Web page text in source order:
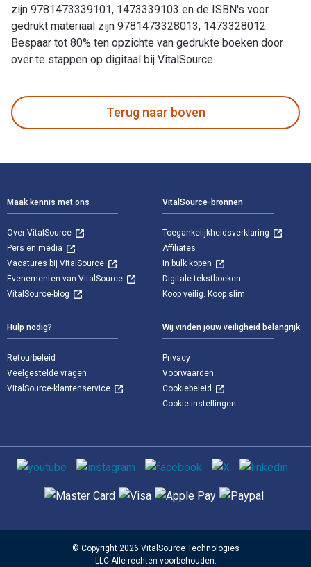
zijn 9781473339101, 1473339103 en de ISBN's voor
gedrukt materiaal zijn 9781473328013, 1473328012.
Bespaar tot 80% ten opzichte van gedrukte boeken door
over te stappen op digitaal bij VitalSource.
Terug naar boven
Maak kennis met ons
Over VitalSource
Pers en media
Vacatures bij VitalSource
Evenementen van VitalSource
VitalSource-blog
VitalSource-bronnen
Toegankelijkheidsverklaring
Affiliates
In bulk kopen
Digitale tekstboeken
Koop veilig. Koop slim
Hulp nodig?
Retourbeleid
Veelgestelde vragen
VitalSource-klantenservice
Wij vinden jouw veiligheid belangrijk
Privacy
Voorwaarden
Cookiebeleid
Cookie-instellingen
Sociale media
Ondersteunde betaalmethoden
© Copyright 2026 VitalSource Technologies
LLC Alle rechten voorbehouden.